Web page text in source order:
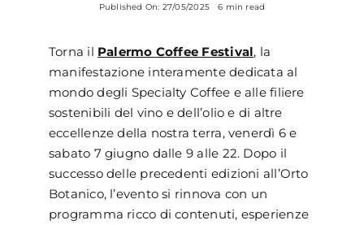
Published On: 27/05/2025 6 min read
Torna il Palermo Coffee Festival, la
manifestazione interamente dedicata al
mondo degli Specialty Coffee e alle filiere
sostenibili del vino e dell’olio e di altre
eccellenze della nostra terra, venerdì 6 e
sabato 7 giugno dalle 9 alle 22. Dopo il
successo delle precedenti edizioni all’Orto
Botanico, l’evento si rinnova con un
programma ricco di contenuti, esperienze